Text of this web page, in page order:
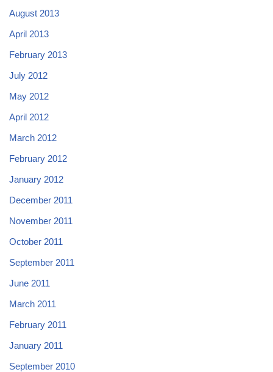
August 2013
April 2013
February 2013
July 2012
May 2012
April 2012
March 2012
February 2012
January 2012
December 2011
November 2011
October 2011
September 2011
June 2011
March 2011
February 2011
January 2011
September 2010